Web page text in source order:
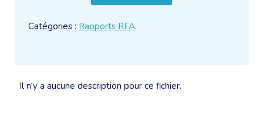
Il n'y a aucune description pour ce fichier.
Catégories : Rapports RFA.